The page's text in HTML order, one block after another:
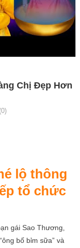
Chị Đẹp Hơn
lộ thông
tổ chức
gái Sao Thương,
bố bỉm sữa” và